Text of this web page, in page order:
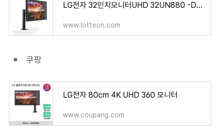
LG전자 32인치모니터UHD 32UN880 -DK- : 롯데ON
www.lotteon.com
쿠팡
LG전자 80cm 4K UHD 360 모니터
www.coupang.com